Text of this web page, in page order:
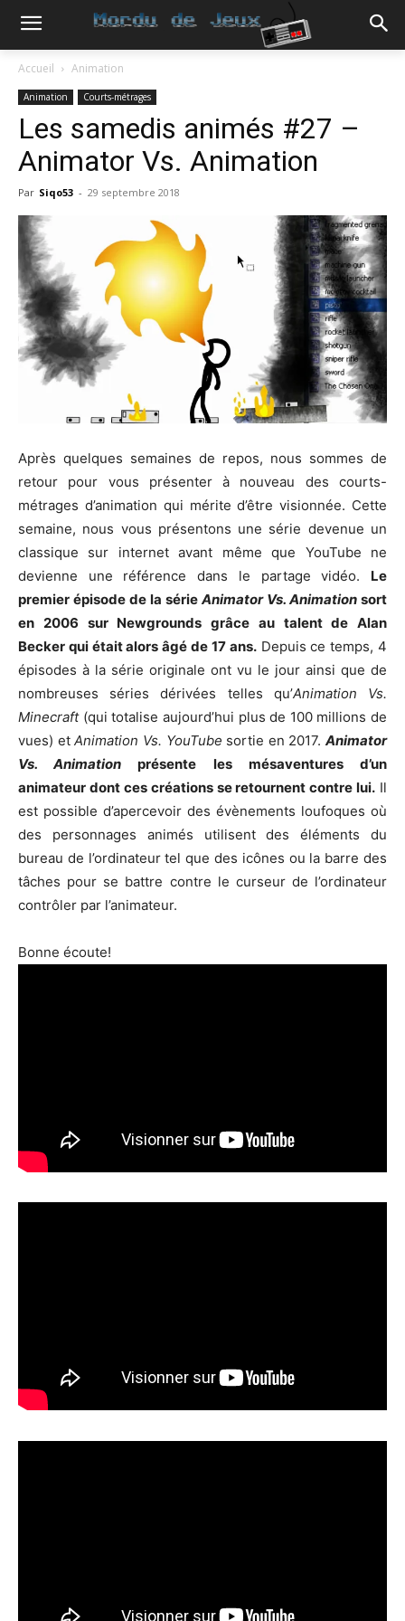
Accueil Animation
Animation Courts-métrages
Les samedis animés #27 –
Animator Vs. Animation
Par Siqo53 - 29 septembre 2018
Après quelques semaines de repos, nous sommes de
retour pour vous présenter à nouveau des courts-
métrages d’animation qui mérite d’être visionnée. Cette
semaine, nous vous présentons une série devenue un
classique sur internet avant même que YouTube ne
devienne une référence dans le partage vidéo. Le
premier épisode de la série Animator Vs. Animation sort
en 2006 sur Newgrounds grâce au talent de Alan
Becker qui était alors âgé de 17 ans.Depuis ce temps, 4
épisodes à la série originale ont vu le jour ainsi que de
nombreuses séries dérivées telles qu’Animation Vs.
Minecraft(qui totalise aujourd’hui plus de 100 millions de
vues) etAnimation Vs. YouTube sortie en 2017. Animator
Vs. Animation présente les mésaventures d’un
animateur dont ces créations se retournent contre lui. Il
est possible d’apercevoir des évènements loufoques où
des personnages animés utilisent des éléments du
bureau de l’ordinateur tel que des icônes ou la barre des
tâches pour se battre contre le curseur de l’ordinateur
contrôler par l’animateur.
Bonne écoute!